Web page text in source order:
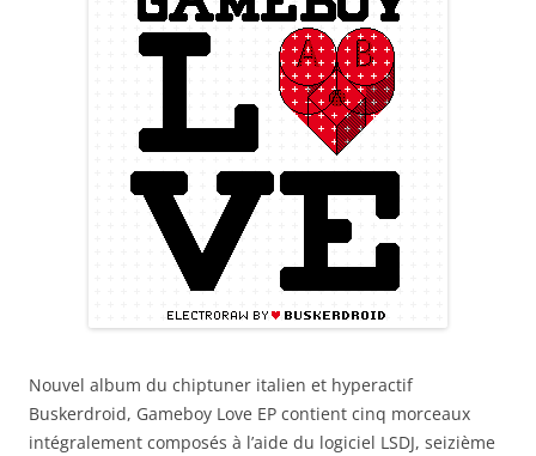
Nouvel album du chiptuner italien et hyperactif
Buskerdroid, Gameboy Love EP contient cinq morceaux
intégralement composés à l’aide du logiciel LSDJ, seizième